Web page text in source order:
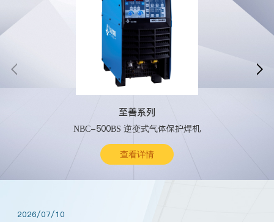
至善系列
NBC-500BS 逆变式气体保护焊机
查看详情
 
2026/07/10